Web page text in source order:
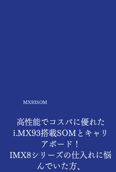
MX93SOM
高性能でコスパに優れた
i.MX93搭載SOMとキャリ
アボード！
IMX8シリーズの仕入れに悩
んでいた方、